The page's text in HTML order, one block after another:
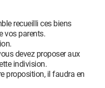
recueilli ces biens
vos parents.
devez proposer aux
indivision.
proposition, il faudra en